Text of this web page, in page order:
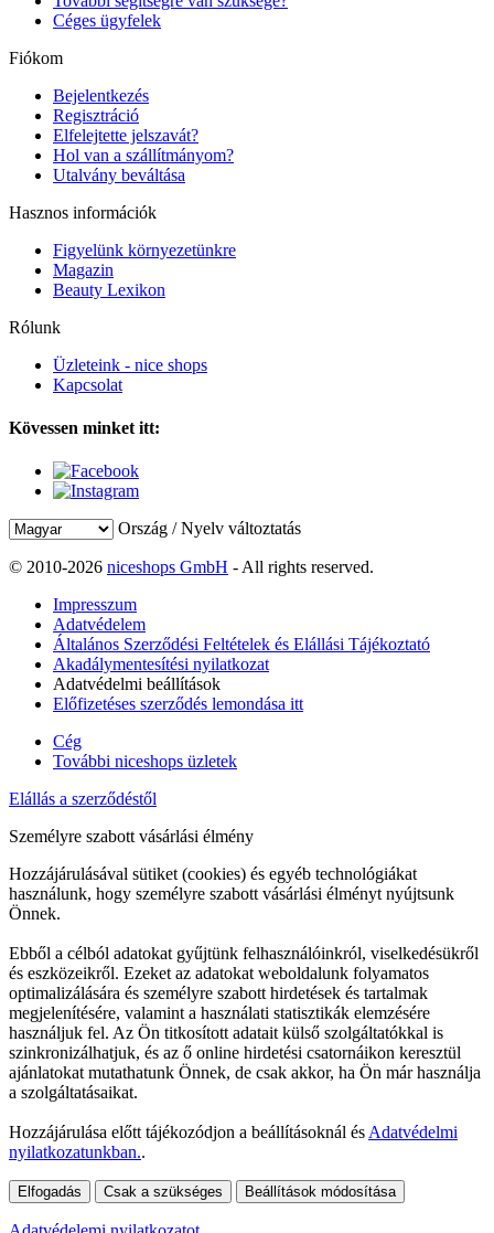
Céges ügyfelek
Fiókom
Bejelentkezés
Regisztráció
Elfelejtette jelszavát?
Hol van a szállítmányom?
Utalvány beváltása
Hasznos információk
Figyelünk környezetünkre
Magazin
Beauty Lexikon
Rólunk
Üzleteink - nice shops
Kapcsolat
Kövessen minket itt:
Ország / Nyelv változtatás
© 2010-2026 niceshops GmbH - All rights reserved.
Impresszum
Adatvédelem
Általános Szerződési Feltételek és Elállási Tájékoztató
Akadálymentesítési nyilatkozat
Adatvédelmi beállítások
Előfizetéses szerződés lemondása itt
Cég
További niceshops üzletek
Elállás a szerződéstől
Személyre szabott vásárlási élmény
Hozzájárulásával sütiket (cookies) és egyéb technológiákat
használunk, hogy személyre szabott vásárlási élményt nyújtsunk
Önnek.
Ebből a célból adatokat gyűjtünk felhasználóinkról, viselkedésükről
és eszközeikről. Ezeket az adatokat weboldalunk folyamatos
optimalizálására és személyre szabott hirdetések és tartalmak
megjelenítésére, valamint a használati statisztikák elemzésére
használjuk fel. Az Ön titkosított adatait külső szolgáltatókkal is
szinkronizálhatjuk, és az ő online hirdetési csatornáikon keresztül
ajánlatokat mutathatunk Önnek, de csak akkor, ha Ön már használja
a szolgáltatásaikat.
Hozzájárulása előtt tájékozódjon a beállításoknál és Adatvédelmi
nyilatkozatunkban..
Elfogadás Csak a szükséges Beállítások módosítása